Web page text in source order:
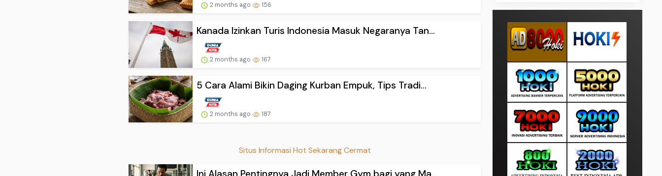
2 months ago 156
Kanada Izinkan Turis Indonesia Masuk Negaranya Tan...
2 months ago 167
5 Cara Alami Bikin Daging Kurban Empuk, Tips Tradi...
2 months ago 187
Situs Informasi Hot Sekarang Cermat